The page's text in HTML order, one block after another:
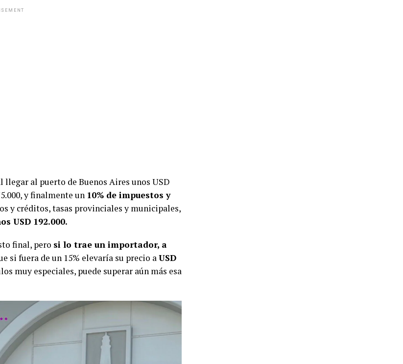
llegar al puerto de Buenos Aires unos USD
y finalmente un 10% de impuestos y
y créditos, tasas provinciales y municipales,
USD 192.000.
final, pero si lo trae un importador, a
si fuera de un 15% elevaría su precio a USD
muy especiales, puede superar aún más esa